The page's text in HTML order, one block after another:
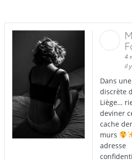
4
il
Dans
discrète
Liège…
deviner
cache
murs
adresse